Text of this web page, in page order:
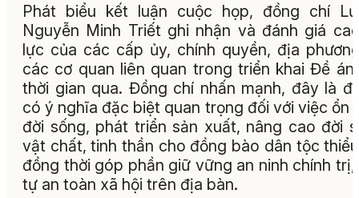
Phát biểu kết luận cuộc họp, đồng chí
Nguyễn Minh Triết ghi nhận và đánh giá
lực của các cấp ủy, chính quyền, địa
các cơ quan liên quan trong triển khai Đề án
thời gian qua. Đồng chí nhấn mạnh, đây là
có ý nghĩa đặc biệt quan trọng đối với việc ổn
đời sống, phát triển sản xuất, nâng cao đời
vật chất, tinh thần cho đồng bào dân tộc
đồng thời góp phần giữ vững an ninh chính
tự an toàn xã hội trên địa bàn.